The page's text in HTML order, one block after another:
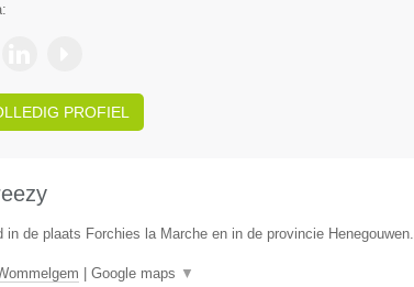
PROFIEL
in de plaats Forchies la Marche en in de provincie Henegouwen.
Google maps ▼